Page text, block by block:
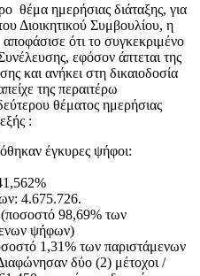
θέμα ημερήσιας διάταξης, για
Διοικητικού Συμβουλίου, η
ότι το συγκεκριμένο
εφόσον άπτεται της
και ανήκει στη δικαιοδοσία
της περαιτέρω
θέματος ημερήσιας
:
έγκυρες ψήφοι:
4.675.726.
98,69% των
ψήφων)
1,31% των παριστάμενων
δύο (2) μέτοχοι /